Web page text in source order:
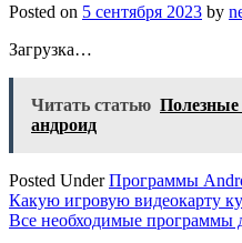
Posted on 5 сентября 2023 by
Загрузка…
Читать статью
андроид
Posted UnderПрограммы
Навигация
по
Какую игровую видеокарту
Все необходимые программы